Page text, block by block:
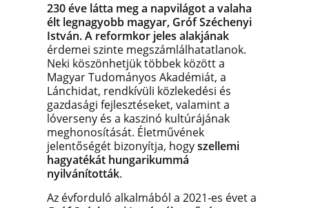
230 éve látta meg a napvilágot a valaha
élt legnagyobb magyar, Gróf Széchenyi
István. A reformkor jeles alakjának
érdemei szinte megszámlálhatatlanok.
Neki köszönhetjük többek között a
Magyar Tudományos Akadémiát, a
Lánchidat, rendkívüli közlekedési és
gazdasági fejlesztéseket, valamint a
lóverseny és a kaszinó kultúrájának
meghonosítását. Életművének
jelentőségét bizonyítja, hogyszellemi
hagyatékát hungarikummá
nyilvánították.
Az évforduló alkalmából a 2021-es évet a